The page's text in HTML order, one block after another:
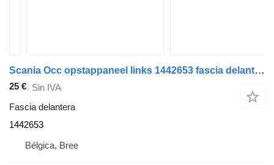
Scania Occ opstappaneel links 1442653 fascia delantera para camión
25 € Sin IVA
Fascia delantera
1442653
Bélgica, Bree